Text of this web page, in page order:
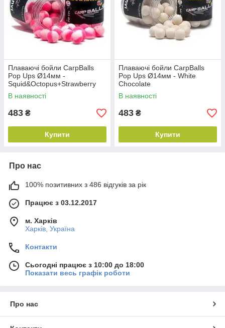
Плаваючі бойли CarpBalls
Pop Ups Ø14мм -
Squid&Octopus+Strawberry
Jam
В наявності
483 ₴
Купити
Плаваючі бойли CarpBalls
Pop Ups Ø14мм - White
Chocolate
В наявності
483 ₴
Купити
Про нас
100% позитивних з 486 відгуків за рік
Працює з 03.12.2017
м. Харків
Харків, Україна
Контакти
Сьогодні працює з 10:00 до 18:00
Показати весь графік роботи
Про нас